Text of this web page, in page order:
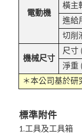
電動機
橫主
進給
切削
機械尺寸
尺寸
淨重
＊本公司基於研
標準附件
1.工具及工具箱